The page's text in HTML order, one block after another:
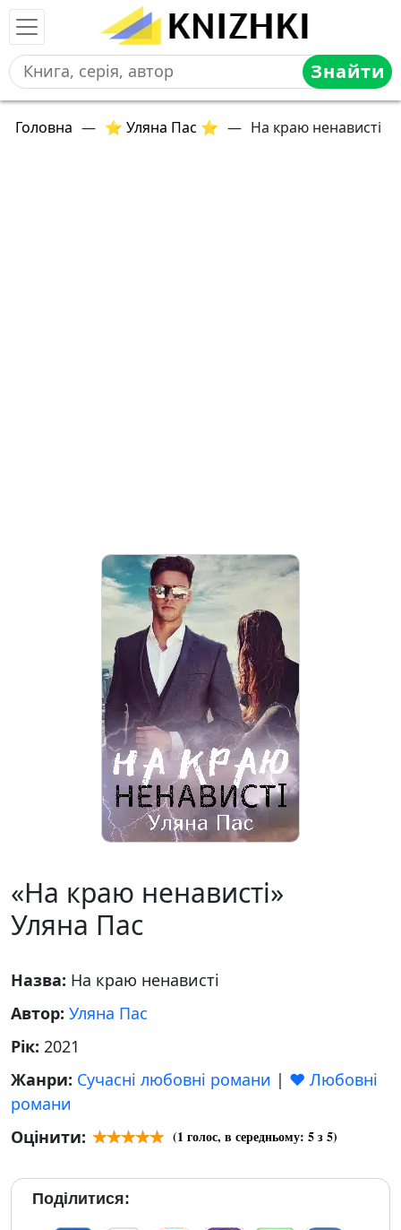
Знайти
Головна — ⭐ Уляна Пас ⭐ — На краю ненависті
«На краю ненависті»
Уляна Пас
Назва: На краю ненависті
Автор: Уляна Пас
Рік: 2021
Жанри: Сучасні любовні романи | ❤️ Любовні
романи
Оцінити:
(1 голос, в середньому: 5з 5)
Поділитися: